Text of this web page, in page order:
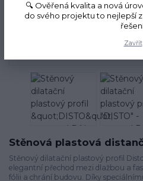
Stěnová plastová
Stěnový dilatační plastový profil
elegantní přechod mezi dlažbou a
fólii a chrání budovu. Díky
🔍 Ověřená kvalita a nová
do svého projektu to nejlepší
Zavřít